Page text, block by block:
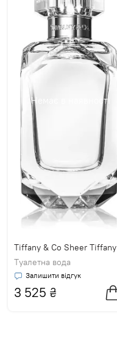
Немає в наявності
Tiffany & Co Sheer Tiffany
Туалетна вода
Залишити відгук
3 525 ₴